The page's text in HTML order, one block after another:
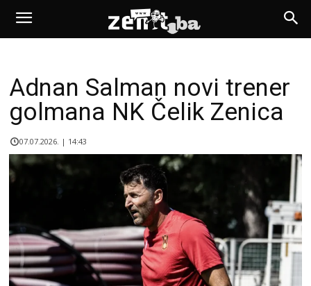
Adnan Salman novi trener
golmana NK Čelik Zenica
07.07.2026. | 14:43